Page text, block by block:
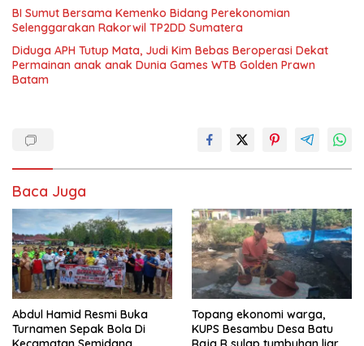
BI Sumut Bersama Kemenko Bidang Perekonomian
Selenggarakan Rakorwil TP2DD Sumatera
Diduga APH Tutup Mata, Judi Kim Bebas Beroperasi Dekat
Permainan anak anak Dunia Games WTB Golden Prawn
Batam
Baca Juga
Abdul Hamid Resmi Buka
Turnamen Sepak Bola Di
Topang ekonomi warga,
KUPS Besambu Desa Batu